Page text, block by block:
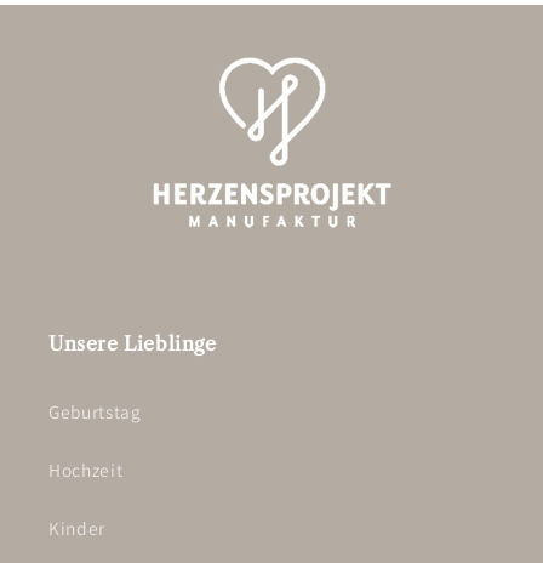
Unsere Lieblinge
Geburtstag
Hochzeit
Kinder